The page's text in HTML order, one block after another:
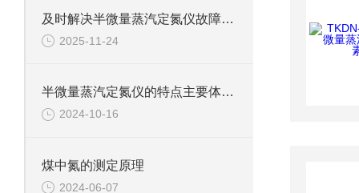
及时解决半微量蒸汽定氮仪故障是保障检测数据准确可靠的关键
2025-11-24
半微量蒸汽定氮仪的特点主要体现在那些方面？
2024-10-16
煤中氮的测定原理
2024-06-07